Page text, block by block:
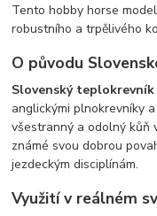
Tento hobby horse
robustního a trpělivého
O původu
Slovenský teplokrevník
anglickými plnokrevníky
všestranný a odolný kůň
známé svou dobrou
jezdeckým disciplínám.
Využití v reálném